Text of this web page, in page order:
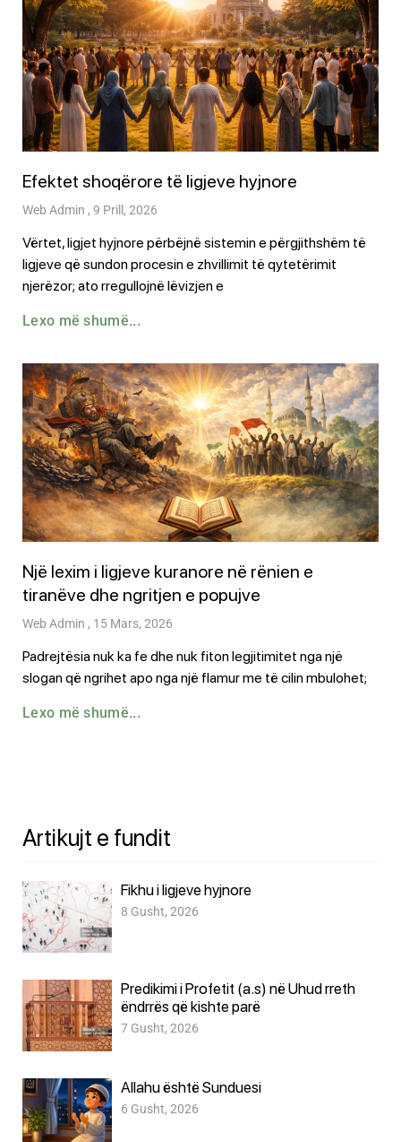
Efektet shoqërore të ligjeve hyjnore
Web Admin 9 Prill, 2026
Vërtet, ligjet hyjnore përbëjnë sistemin e përgjithshëm të
ligjeve që sundon procesin e zhvillimit të qytetërimit
njerëzor; ato rregullojnë lëvizjen e
Lexo më shumë...
Një lexim i ligjeve kuranore në rënien e
tiranëve dhe ngritjen e popujve
Web Admin 15 Mars, 2026
Padrejtësia nuk ka fe dhe nuk fiton legjitimitet nga një
slogan që ngrihet apo nga një flamur me të cilin mbulohet;
Lexo më shumë...
Artikujt e fundit
Fikhu i ligjeve hyjnore
8 Gusht, 2026
Predikimi i Profetit (a.s) në Uhud rreth
ëndrrës që kishte parë
7 Gusht, 2026
Allahu është Sunduesi
6 Gusht, 2026